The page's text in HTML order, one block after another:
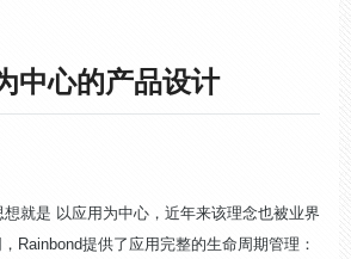
中心的产品设计
想就是 以应用为中心，近年来该理念也被业界
Rainbond提供了应用完整的生命周期管理：